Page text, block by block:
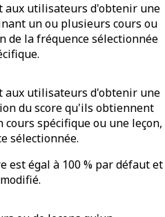
aux utilisateurs d'obtenir une
un ou plusieurs cours ou
de la fréquence sélectionnée
aux utilisateurs d'obtenir une
du score qu'ils obtiennent
cours spécifique ou une leçon,
sélectionnée.
estégal à 100 % par défautet